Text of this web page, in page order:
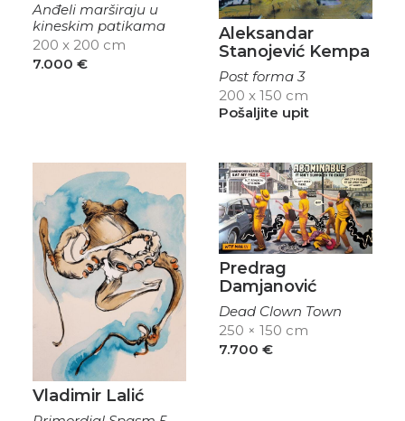
Anđeli marširaju u
kineskim patikama
200 x 200 cm
7.000 €
Aleksandar
Stanojević Kempa
Post forma 3
200 x 150 cm
Pošaljite upit
Vladimir Lalić
Predrag
Damjanović
Dead Clown Town
250 × 150 cm
7.700 €